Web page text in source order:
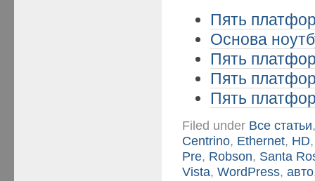
Пять
Основа
Пять
Пять
Пять
Filed under Все статьи
Centrino, Ethernet, HD
Pre, Robson, Santa
Vista,WordPress,авто